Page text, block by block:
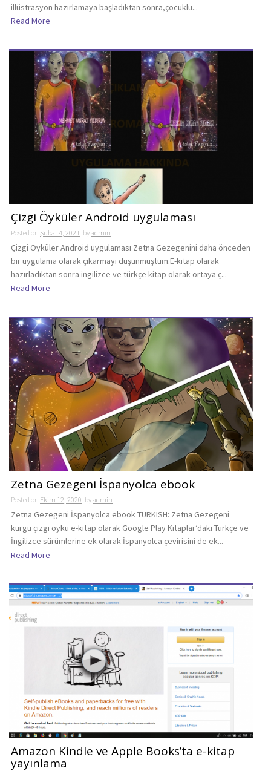
illüstrasyon hazırlamaya başladıktan sonra,çocuklu...
Read More
Çizgi Öyküler Android uygulaması
Posted on Şubat 4, 2021 byadmin
Çizgi Öyküler Android uygulaması Zetna Gezegenini daha önceden
bir uygulama olarak çıkarmayı düşünmüştüm.E-kitap olarak
hazırladıktan sonra ingilizce ve türkçe kitap olarak ortaya ç...
Read More
Zetna Gezegeni İspanyolca ebook
Posted on Ekim 12, 2020 byadmin
Zetna Gezegeni İspanyolca ebook TURKISH: Zetna Gezegeni
kurgu çizgi öykü e-kitap olarak Google Play Kitaplar’daki Türkçe ve
İngilizce sürümlerine ek olarak İspanyolca çevirisini de ek...
Read More
Amazon Kindle ve Apple Books’ta e-kitap
yayınlama